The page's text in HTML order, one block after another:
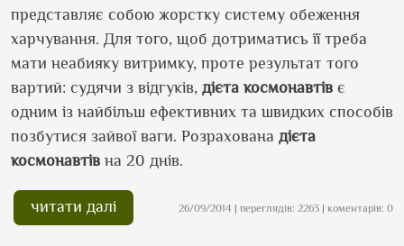
представляє собою жорстку систему обеження
харчування. Для того, щоб дотриматись її треба
мати неабияку витримку, проте результат того
вартий: судячи з відгуків, дієта космонавтів є
одним із найбільш ефективних та швидких способів
позбутися зайвої ваги. Розрахована дієта
космонавтів на 20 днів.
читати далі 26/09/2014 | переглядів: 2263 | коментарів: 0